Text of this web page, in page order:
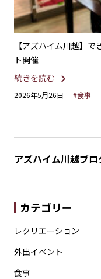
【アズハイム川越】
ト開催
続きを読む
2026年5月26日 #食事
アズハイム川越ブロ
カテゴリー
レクリエーション
外出イベント
食事